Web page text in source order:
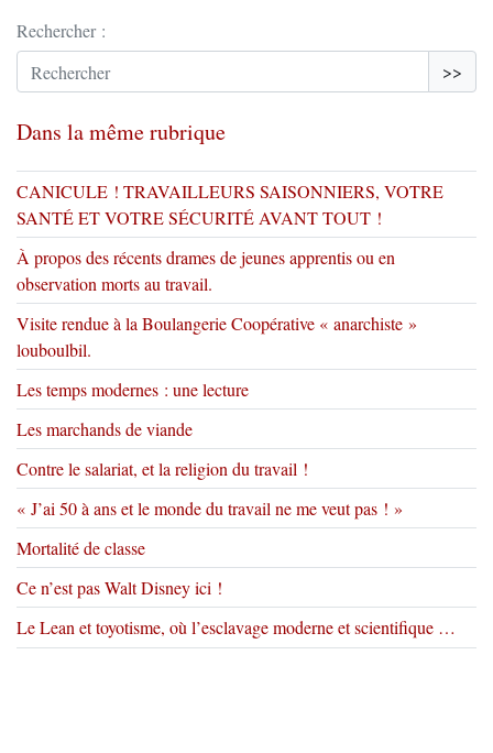
Rechercher :
>>
Dans la même rubrique
CANICULE ! TRAVAILLEURS SAISONNIERS, VOTRE
SANTÉ ET VOTRE SÉCURITÉ AVANT TOUT !
À propos des récents drames de jeunes apprentis ou en
observation morts au travail.
Visite rendue à la Boulangerie Coopérative « anarchiste »
louboulbil.
Les temps modernes : une lecture
Les marchands de viande
Contre le salariat, et la religion du travail !
« J’ai 50 à ans et le monde du travail ne me veut pas ! »
Mortalité de classe
Ce n’est pas Walt Disney ici !
Le Lean et toyotisme, où l’esclavage moderne et scientifique …